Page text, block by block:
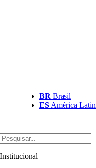
BR Brasil
ES América
Institucional